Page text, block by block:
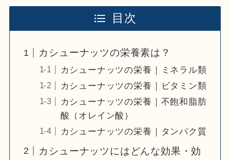
目次
カシューナッツの栄養素は？
カシューナッツの栄養｜ミネラル類
カシューナッツの栄養｜ビタミン類
カシューナッツの栄養｜不飽和脂肪
酸（オレイン酸）
カシューナッツの栄養｜タンパク質
カシューナッツにはどんな効果・効